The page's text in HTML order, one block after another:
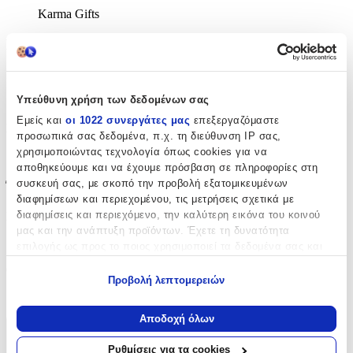
Υπεύθυνη χρήση των δεδομένων σας
Εμείς και οι 1022 συνεργάτες μας επεξεργαζόμαστε
προσωπικά σας δεδομένα, π.χ. τη διεύθυνση IP σας,
χρησιμοποιώντας τεχνολογία όπως cookies για να
αποθηκεύουμε και να έχουμε πρόσβαση σε πληροφορίες στη
συσκευή σας, με σκοπό την προβολή εξατομικευμένων
διαφημίσεων και περιεχομένου, τις μετρήσεις σχετικά με
διαφημίσεις και περιεχόμενο, την καλύτερη εικόνα του κοινού
μας και την ανάπτυξη προϊόντων. Έχετε τη δυνατότητα
Να συλλέξουμε πληροφορίες σχετικά με τη γεωγραφική
σας τοποθεσία, οι οποίες μπορεί να είναι ακριβείς σε
απόσταση μερικών μέτρων
Προβολή λεπτομερειών
Αποδοχή όλων
Ρυθμίσεις για τα cookies
Karma Gifts
Βασικά Χαρακτηριστικά
Επιχρυσωμένα:
Όχι
Σετ:
Όχι
Έξτρα Χαρακτηριστικά
Νυφικά:
Χαρακτηριστικά